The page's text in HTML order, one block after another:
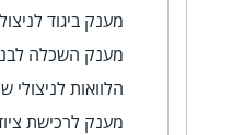
מענק ביגוד
מענק השכלה
הלוואות לניצולי
מענק לרכישת